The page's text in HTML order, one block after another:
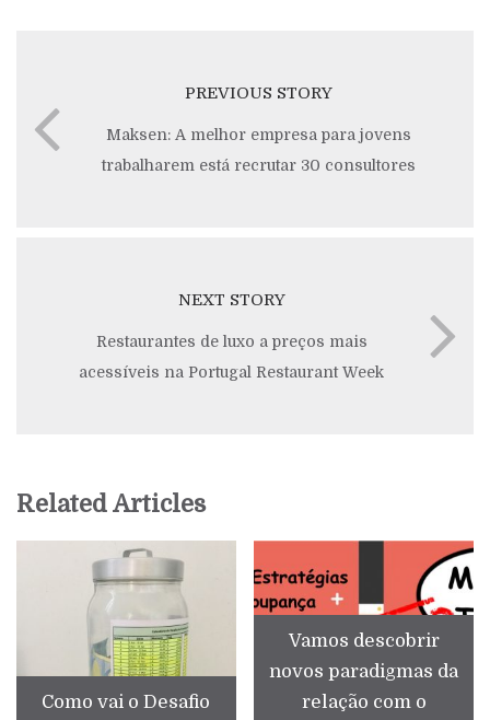
PREVIOUS STORY
Maksen: A melhor empresa para jovens
trabalharem está recrutar 30 consultores
NEXT STORY
Restaurantes de luxo a preços mais
acessíveis na Portugal Restaurant Week
Related Articles
Como vai o Desafio
Vamos descobrir
novos paradigmas da
relação com o